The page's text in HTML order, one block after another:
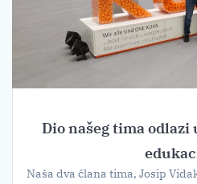
Dio našeg tima odlazi
Naša dva člana tima, Josip